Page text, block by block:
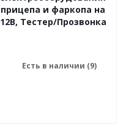
прицепа и фаркопа на
12В, Тестер/Прозвонка
Есть в наличии (9)